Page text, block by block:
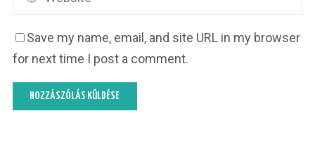
Save my name, email, and site URL in my browser
for next time I post a comment.